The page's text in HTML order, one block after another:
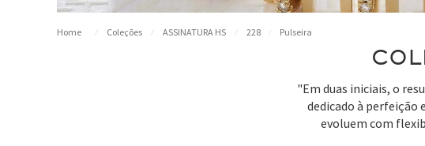
Coleções ASSINATURA HS 228 Pulseira
"Em duas iniciais, o
dedicado à perfeição
evoluem com